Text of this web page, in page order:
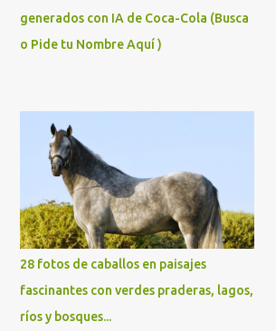
generados con IA de Coca-Cola (Busca
o Pide tu Nombre Aquí )
28 fotos de caballos en paisajes
fascinantes con verdes praderas, lagos,
ríos y bosques...